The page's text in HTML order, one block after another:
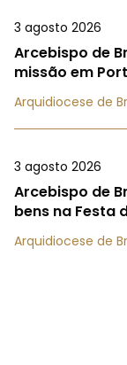
3 agosto 2026
Arcebispo de
missão em
Arquidiocese de
3 agosto 2026
Arcebispo de
bens na Festa
Arquidiocese de